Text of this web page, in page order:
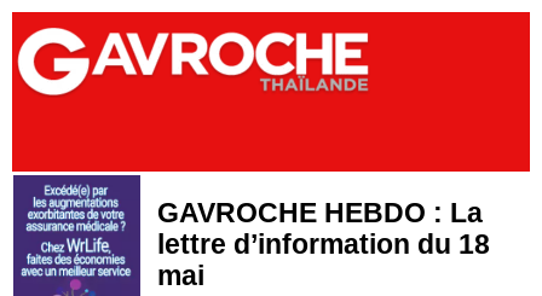
GAVROCHE HEBDO : La
lettre d’information du 18
mai